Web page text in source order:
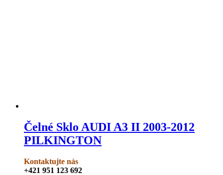
Čelné Sklo AUDI A3 II 2003-2012
PILKINGTON
Kontaktujte nás
+421 951 123 692